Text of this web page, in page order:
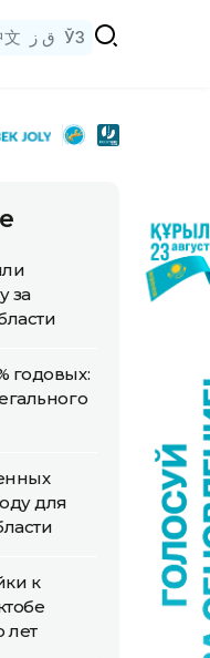
文 ق ز ЎЗ
за
годовых:
для
к
лет